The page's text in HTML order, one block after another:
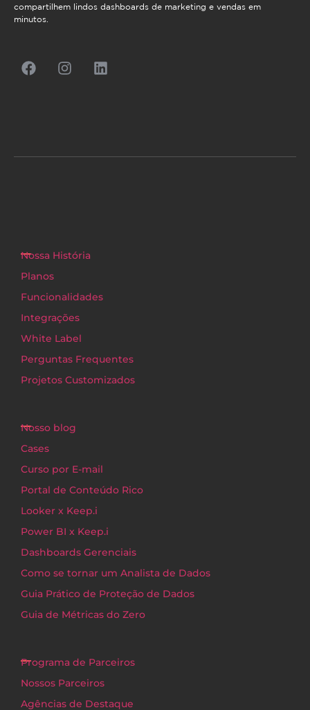
compartilhem lindos dashboards de marketing e vendas em
minutos.
Nossa História
Planos
Funcionalidades
Integrações
White Label
Perguntas Frequentes
Projetos Customizados
Nosso blog
Cases
Curso por E-mail
Portal de Conteúdo Rico
Looker x Keep.i
Power BI x Keep.i
Dashboards Gerenciais
Como se tornar um Analista de Dados
Guia Prático de Proteção de Dados
Guia de Métricas do Zero
Programa de Parceiros
Nossos Parceiros
Agências de Destaque